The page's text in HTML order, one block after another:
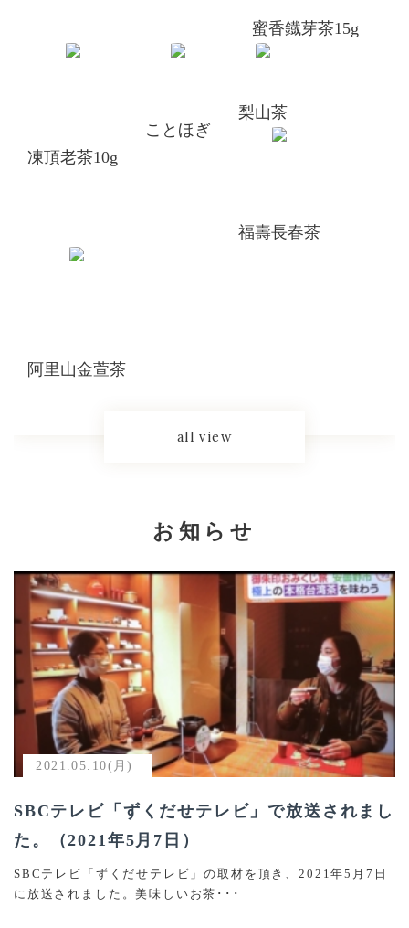
蜜香鐡芽茶15g
凍頂老茶10g
ことほぎ
梨山茶
福壽長春茶
阿里山金萱茶
all view
お知らせ
2021.05.10(月)
SBCテレビ「ずくだせテレビ」で放送されまし
た。（2021年5月7日）
SBCテレビ「ずくだせテレビ」の取材を頂き、2021年5月7日
に放送されました。美味しいお茶･･･